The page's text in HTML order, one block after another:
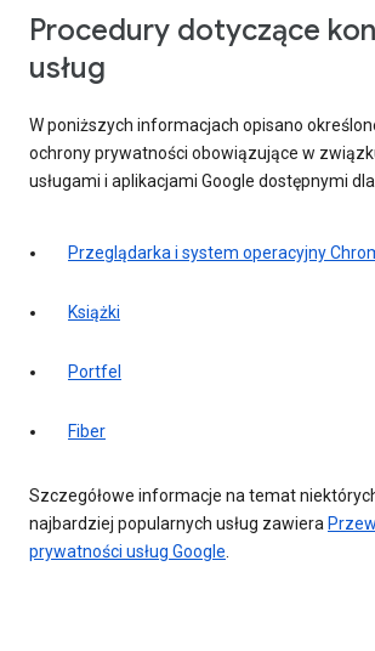
Procedury dotyczące
usług
W poniższych informacjach opisano
ochrony prywatności obowiązujące w
usługami i aplikacjami Google dostępnymi
Przeglądarka i system operacyjny
Książki
Portfel
Fiber
Szczegółowe informacje na temat
najbardziej popularnych usług zawiera
prywatności usług Google.